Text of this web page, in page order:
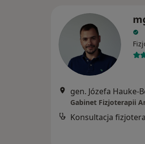
gen. Józefa Hauke-
Gabinet Fizjoterapii